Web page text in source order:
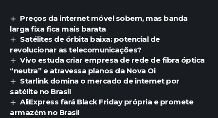
Preços da internet móvel sobem, mas banda
larga fixa fica mais barata
Satélites de órbita baixa: potencial de
revolucionar as telecomunicações?
Vivo estuda criar empresa de rede de fibra óptica
“neutra” e atravessa planos da Nova Oi
Starlink domina o mercado de internet por
satélite no Brasil
AliExpress fará Black Friday própria e promete
armazém no Brasil